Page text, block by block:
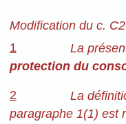
Modification du c.
1
La
protection du
2
La
paragraphe 1(1) est